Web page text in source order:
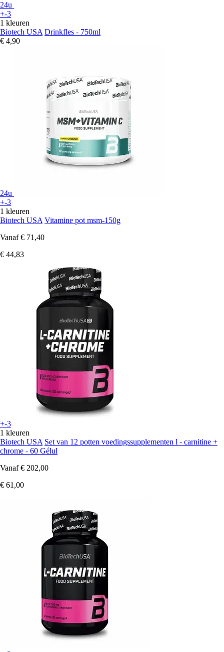
24u
+-3
1 kleuren
Biotech USA Drinkfles - 750ml
€ 4,90
24u
+-3
1 kleuren
Biotech USA Vitamine pot msm-150g
Vanaf € 71,40
€ 44,83
+-3
1 kleuren
Biotech USA Set van 12 potten voedingssupplementen l - carnitine +
chrome - 60 Gélul
Vanaf € 202,00
€ 61,00